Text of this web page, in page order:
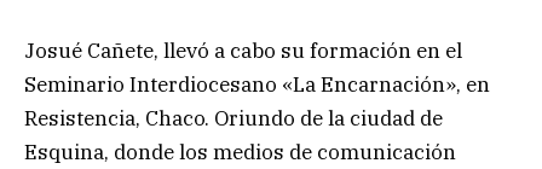
Josué Cañete, llevó a cabo su formación en el
Seminario Interdiocesano «La Encarnación», en
Resistencia, Chaco. Oriundo de la ciudad de
Esquina, donde los medios de comunicación